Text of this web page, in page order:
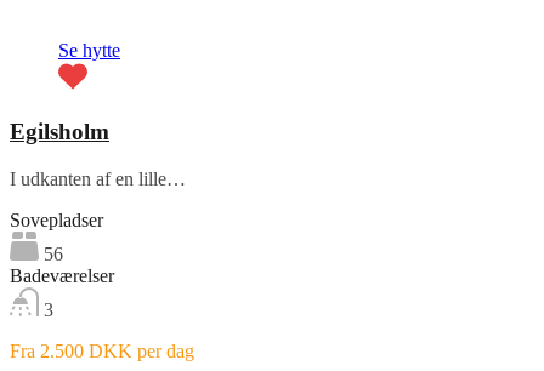
Se hytte
Egilsholm
I udkanten af en lille…
Sovepladser
56
Badeværelser
3
Fra 2.500 DKK per dag